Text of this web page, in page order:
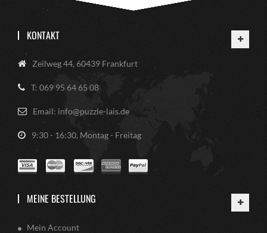
KONTAKT
Zeilweg 44, 60439 Frankfurt
T: 069 95 64 65 08
Email: info@puzzle-lais.de
9:30 - 16:30, Montag - Freitag
MEINE BESTELLUNG
Mein Account